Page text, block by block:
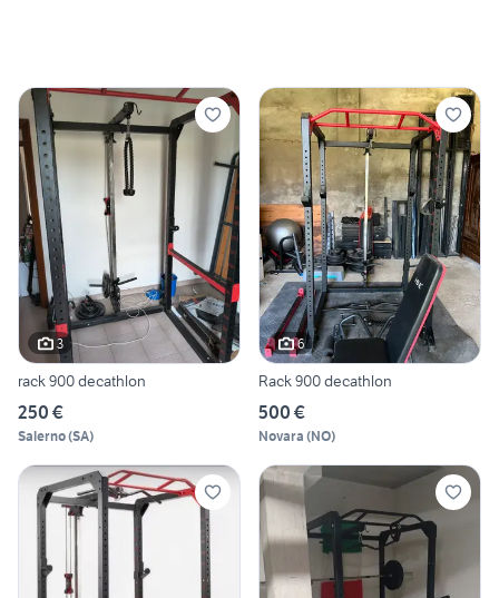
3
rack 900 decathlon
250 €
Salerno(SA)
6
Rack 900 decathlon
500 €
Novara (NO)